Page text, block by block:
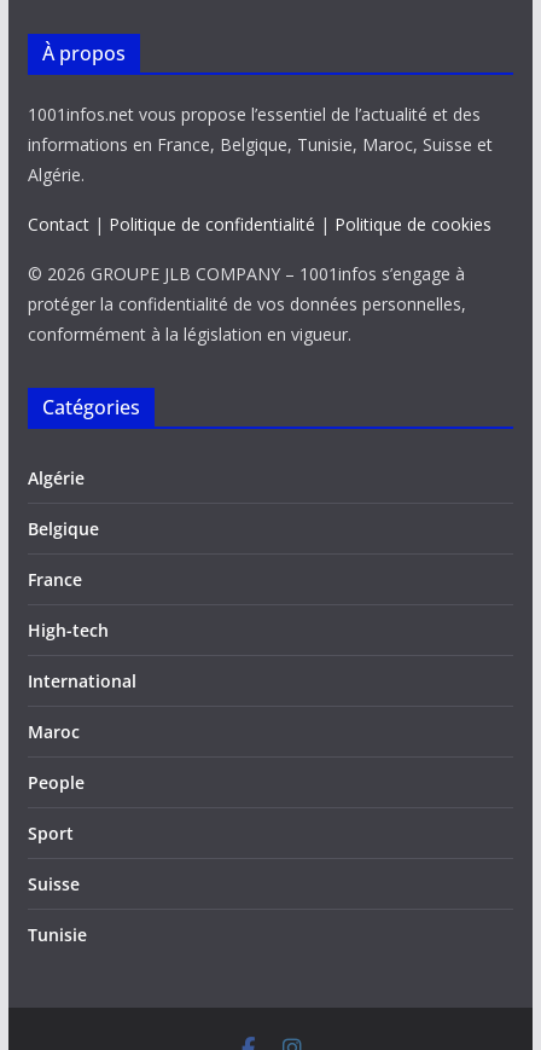
À propos
1001infos.net vous propose l’essentiel de l’actualité et des
informations en France, Belgique, Tunisie, Maroc, Suisse et
Algérie.
Contact| Politique de confidentialité | Politique de cookies
© 2026 GROUPE JLB COMPANY – 1001infos s’engage à
protéger la confidentialité de vos données personnelles,
conformément à la législation en vigueur.
Catégories
Algérie
Belgique
France
High-tech
International
Maroc
People
Sport
Suisse
Tunisie